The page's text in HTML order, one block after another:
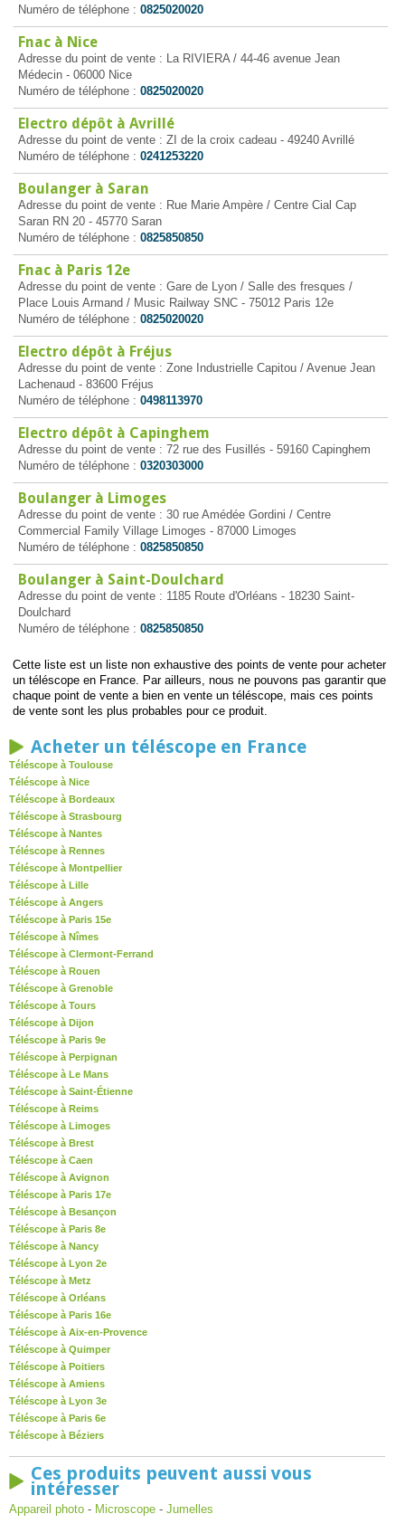
Numéro de téléphone : 0825020020
Fnac à Nice
Adresse du point de vente : La RIVIERA / 44-46 avenue Jean
Médecin - 06000 Nice
Numéro de téléphone : 0825020020
Electro dépôt à Avrillé
Adresse du point de vente : ZI de la croix cadeau - 49240 Avrillé
Numéro de téléphone : 0241253220
Boulanger à Saran
Adresse du point de vente : Rue Marie Ampère / Centre Cial Cap
Saran RN 20 - 45770 Saran
Numéro de téléphone : 0825850850
Fnac à Paris 12e
Adresse du point de vente : Gare de Lyon / Salle des fresques /
Place Louis Armand / Music Railway SNC - 75012 Paris 12e
Numéro de téléphone : 0825020020
Electro dépôt à Fréjus
Adresse du point de vente : Zone Industrielle Capitou / Avenue Jean
Lachenaud - 83600 Fréjus
Numéro de téléphone : 0498113970
Electro dépôt à Capinghem
Adresse du point de vente : 72 rue des Fusillés - 59160 Capinghem
Numéro de téléphone : 0320303000
Boulanger à Limoges
Adresse du point de vente : 30 rue Amédée Gordini / Centre
Commercial Family Village Limoges - 87000 Limoges
Numéro de téléphone : 0825850850
Boulanger à Saint-Doulchard
Adresse du point de vente : 1185 Route d'Orléans - 18230 Saint-
Doulchard
Numéro de téléphone : 0825850850
Cette liste est un liste non exhaustive des points de vente pour acheter
un téléscope en France. Par ailleurs, nous ne pouvons pas garantir que
chaque point de vente a bien en vente un téléscope, mais ces points
de vente sont les plus probables pour ce produit.
Acheter un téléscope en France
Téléscope à Toulouse
Téléscope à Nice
Téléscope à Bordeaux
Téléscope à Strasbourg
Téléscope à Nantes
Téléscope à Rennes
Téléscope à Montpellier
Téléscope à Lille
Téléscope à Angers
Téléscope à Paris 15e
Téléscope à Nîmes
Téléscope à Clermont-Ferrand
Téléscope à Rouen
Téléscope à Grenoble
Téléscope à Tours
Téléscope à Dijon
Téléscope à Paris 9e
Téléscope à Perpignan
Téléscope à Le Mans
Téléscope à Saint-Étienne
Téléscope à Reims
Téléscope à Limoges
Téléscope à Brest
Téléscope à Caen
Téléscope à Avignon
Téléscope à Paris 17e
Téléscope à Besançon
Téléscope à Paris 8e
Téléscope à Nancy
Téléscope à Lyon 2e
Téléscope à Metz
Téléscope à Orléans
Téléscope à Paris 16e
Téléscope à Aix-en-Provence
Téléscope à Quimper
Téléscope à Poitiers
Téléscope à Amiens
Téléscope à Lyon 3e
Téléscope à Paris 6e
Téléscope à Béziers
Ces produits peuvent aussi vous
intéresser
Appareil photo - Microscope - Jumelles